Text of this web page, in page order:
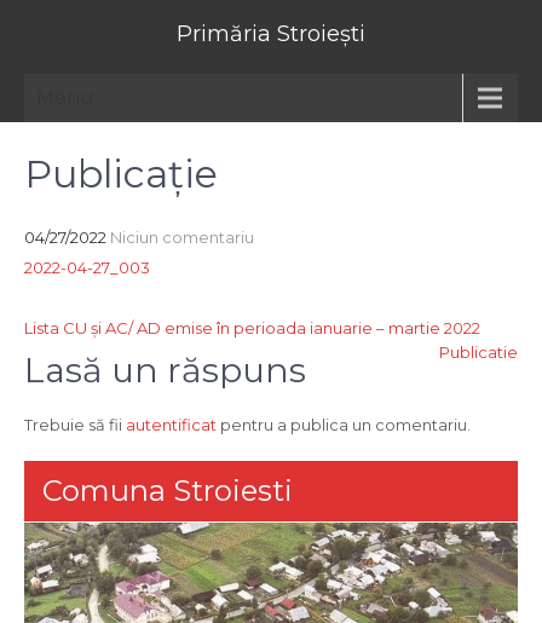
Primăria Stroiești
Publicație
04/27/2022 Niciun comentariu
2022-04-27_003
Navigare
în
Lista CU şi AC/ AD emise în perioada ianuarie – martie 2022
Publicatie
Lasă un răspuns
Trebuie să fii autentificat pentru a publica un comentariu.
Comuna Stroiesti